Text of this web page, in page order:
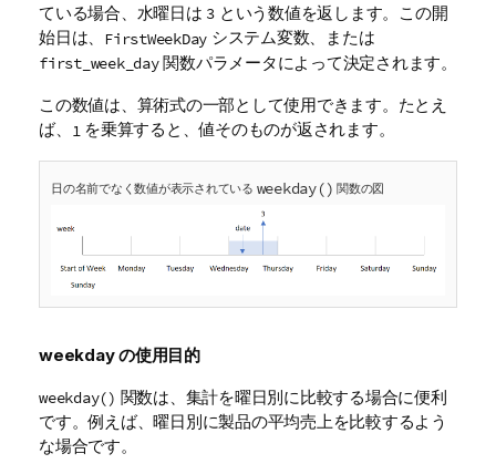
ている場合、水曜日は 3 という数値を返します。この開
始日は、 FirstWeekDay システム変数、または
first_week_day関数パラメータによって決定されます。
この数値は、算術式の一部として使用できます。たとえ
ば、
1 を乗算すると、値そのものが返されます。
日の名前でなく数値が表示されている weekday() 関数の図
weekdayの使用目的
weekday() 関数は、集計を曜日別に比較する場合に便利
です。例えば、曜日別に製品の平均売上を比較するよう
な場合です。